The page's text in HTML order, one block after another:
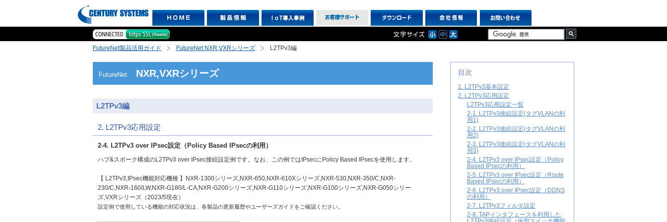
FutureNet製品活用ガイド FutureNet NXR,VXRシリーズ L2TPv3編
FutureNet NXR,VXRシリーズ
L2TPv3編
2. L2TPv3応用設定
2-4. L2TPv3 over IPsec設定（Policy Based IPsecの利用）
ハブ&スポーク構成のL2TPv3 over IPsec接続設定例です。なお、この例ではIPsecにPolicy Based IPsecを使用します。
【 L2TPv3,IPsec機能対応機種 】NXR-1300シリーズ,NXR-650,NXR-610Xシリーズ,NXR-530,NXR-350/C,NXR-
230/C,NXR-160/LW,NXR-G180/L-CA,NXR-G200シリーズ,NXR-G110シリーズ,NXR-G100シリーズ,NXR-G050シリー
ズ,VXRシリーズ（2023/5現在）
設定例で使用している機能の対応状況は、各製品の更新履歴やユーザーズガイドをご確認ください。
目次
1. L2TPv3基本設定
2. L2TPv3応用設定
L2TPv3応用設定一覧
2-1. L2TPv3接続設定(タグVLANの利
用1)
2-2. L2TPv3接続設定(タグVLANの利
用2)
2-3. L2TPv3接続設定(タグVLANの利
用3)
2-4. L2TPv3 over IPsec設定（Policy
Based IPsecの利用）
2-5. L2TPv3 over IPsec設定（Route
Based IPsecの利用）
2-6. L2TPv3 over IPsec設定（DDNS
の利用）
2-7. L2TPv3フィルタ設定
2-8. TAPインタフェースを利用した